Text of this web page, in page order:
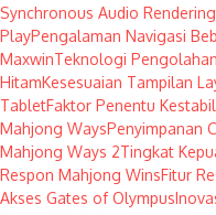
Synchronous Audio
PlayPengalaman Navigasi
MaxwinTeknologi
HitamKesesuaian Tampilan
TabletFaktor Penentu
Mahjong WaysPenyimpanan
Mahjong Ways 2Tingkat
Respon Mahjong WinsFitur
Akses Gates of Olympus